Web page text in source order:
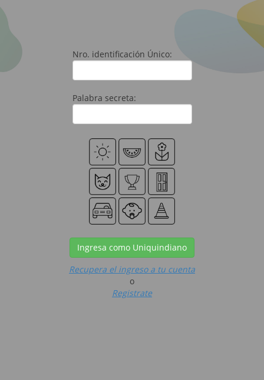
Nro. identificación Único:
Palabra secreta:
Ingresa como Uniquindiano
Recupera el ingreso a tu cuenta
o
Registrate